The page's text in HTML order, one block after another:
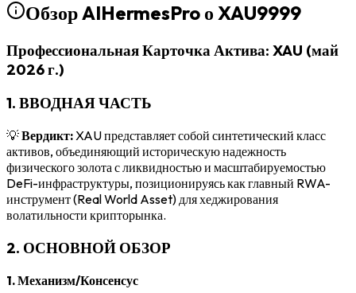
Обзор AIHermesPro о XAU9999
Профессиональная Карточка Актива: XAU (май
2026 г.)
1. ВВОДНАЯ ЧАСТЬ
💡Вердикт:XAU представляет собой синтетический класс
активов, объединяющий историческую надежность
физического золота с ликвидностью и масштабируемостью
DeFi-инфраструктуры, позиционируясь как главный RWA-
инструмент (Real World Asset) для хеджирования
волатильности крипторынка.
2. ОСНОВНОЙ ОБЗОР
1. Механизм/Консенсус